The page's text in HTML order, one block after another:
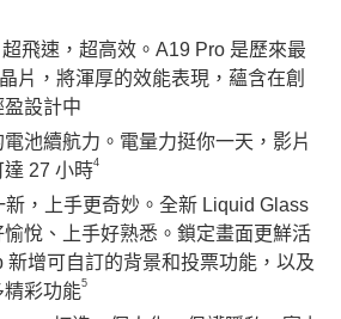
飛速，超高效。A19 Pro 是歷來最
片，將渾厚的效能表現，蘊含在創
設計中
池續航力。電量力挺你一天，影片
27 小時4
新，上手更奇妙。全新 Liquid Glass
悅、上手好熟悉。鎖定畫面更鮮活
新增可自訂的背景和投票功能，以及
彩功能5